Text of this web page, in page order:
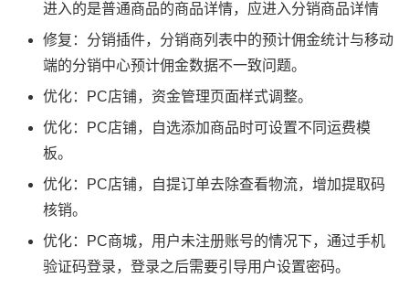
进入的是普通商品的商品详情，应进入分销商品详情
修复：分销插件，分销商列表中的预计佣金统计与移动
端的分销中心预计佣金数据不一致问题。
优化：PC店铺，资金管理页面样式调整。
优化：PC店铺，自选添加商品时可设置不同运费模
板。
优化：PC店铺，自提订单去除查看物流，增加提取码
核销。
优化：PC商城，用户未注册账号的情况下，通过手机
验证码登录，登录之后需要引导用户设置密码。